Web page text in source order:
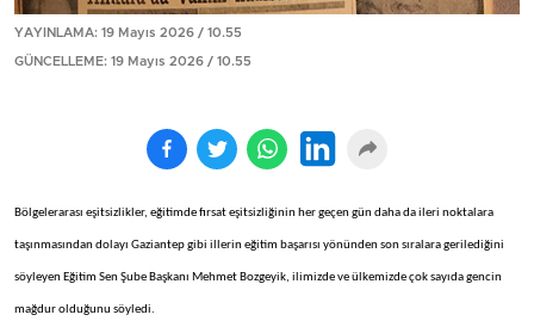
YAYINLAMA: 19 Mayıs 2026 / 10.55
GÜNCELLEME: 19 Mayıs 2026 / 10.55
Bölgelerarası eşitsizlikler, eğitimde fırsat eşitsizliğinin her geçen gün daha da ileri noktalara
taşınmasından dolayı Gaziantep gibi illerin eğitim başarısı yönünden son sıralara gerilediğini
söyleyen Eğitim Sen Şube Başkanı Mehmet Bozgeyik, ilimizde ve ülkemizde çok sayıda gencin
mağdur olduğunu söyledi.